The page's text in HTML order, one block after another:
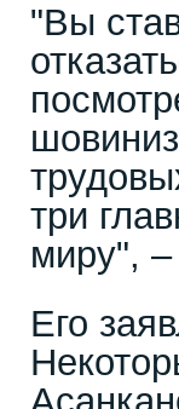
"Вы
три
миру", –
Его